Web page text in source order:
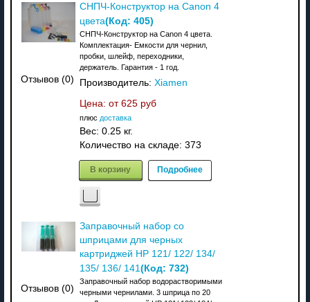
Отзывов (0)
СНПЧ-Конструктор на Canon 4
цвета(Код: 405)
СНПЧ-Конструктор на Canon 4 цвета.
Комплектация- Емкости для чернил,
пробки, шлейф, переходники,
держатель. Гарантия - 1 год.
Производитель: Xiamen
Цена: от 625 руб
плюс доставка
Вес: 0.25 кг.
Количество на складе: 373
В корзину Подробнее
Отзывов (0)
Заправочный набор со
шприцами для черных
картриджей HP 121/ 122/ 134/
135/ 136/ 141 (Код: 732)
Заправочный набор водорастворимыми
черными чернилами. 3 шприца по 20